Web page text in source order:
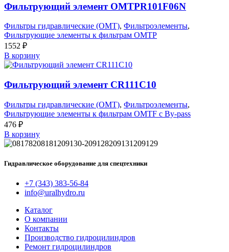
Фильтрующий элемент OMTPR101F06N
Фильтры гидравлические (OMT), Фильтроэлементы,
Фильтрующие элементы к фильтрам OMTP
1552 ₽
В корзину
Фильтрующий элемент CR111C10
Фильтры гидравлические (OMT), Фильтроэлементы,
Фильтрующие элементы к фильтрам OMTF с By-pass
476 ₽
В корзину
Гидравлическое оборудование для спецтехники
+7 (343) 383-56-84
info@uralhydro.ru
Каталог
О компании
Контакты
Производство гидроцилиндров
Ремонт гидроцилиндров